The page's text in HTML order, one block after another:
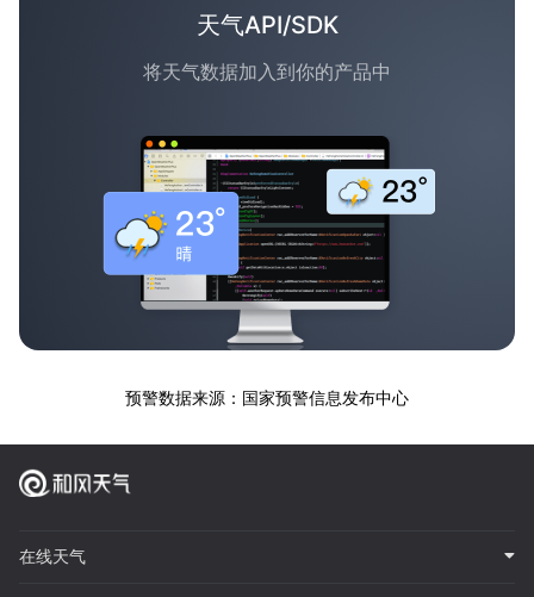
天气API/SDK
将天气数据加入到你的产品中
预警数据来源：国家预警信息发布中心
在线天气